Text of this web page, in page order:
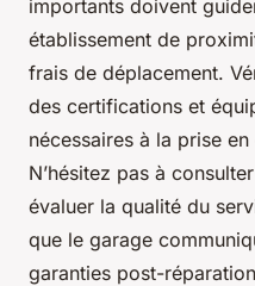
importants doivent
établissement de
frais de déplacement.
des certifications et
nécessaires à la prise
N’hésitez pas à
évaluer la qualité du
que le garage
garanties post-